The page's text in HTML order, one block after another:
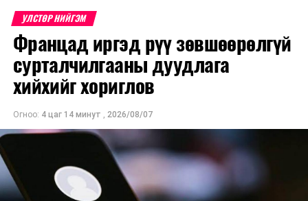
2026 оны 8 дугаар сарын 10–23-ны өдрүүдэд
E-Mongolia системээр бүртгэнэ.
Нэгдүгээр ангийн элсэлт
2026 оны 8 дугаар сарын 17–28-ны өдрүүдэд
E-Mongolia системээр бүртгэнэ.
сургуулиуд дээр ажиллахгүй.
Их, дээд сургуулийн хичээл
УЛСТӨР НИЙГЭМ
Францад иргэд рүү зөвшөөрөлгүй
сурталчилгааны дуудлага
хийхийг хориглов
Огноо: 4 цаг 14 минут , 2026/08/07